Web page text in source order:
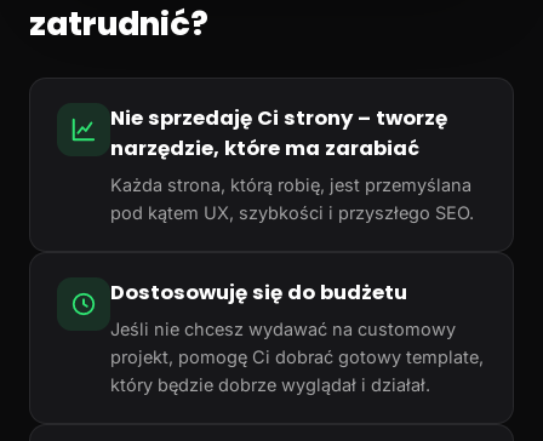
zatrudnić?
Nie sprzedaję Ci strony – tworzę
narzędzie, które ma zarabiać
Każda strona, którą robię, jest przemyślana
pod kątem UX, szybkości i przyszłego SEO.
Dostosowuję się do budżetu
Jeśli nie chcesz wydawać na customowy
projekt, pomogę Ci dobrać gotowy template,
który będzie dobrze wyglądał i działał.